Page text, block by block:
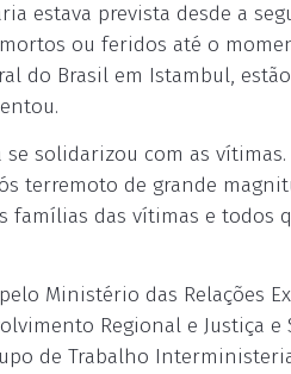
estava prevista desde a
ou feridos até o
do Brasil em Istambul,
solidarizou com as
terremoto de grande
famílias das vítimas e todos
Ministério das Relações
Regional e Justiça
de Trabalho